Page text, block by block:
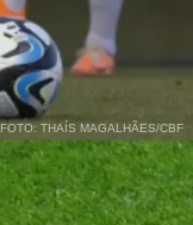
FOTO: THAÍS MAGALHÃES/CBF